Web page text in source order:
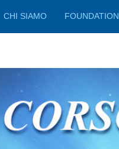
CHI SIAMO FOUNDATION